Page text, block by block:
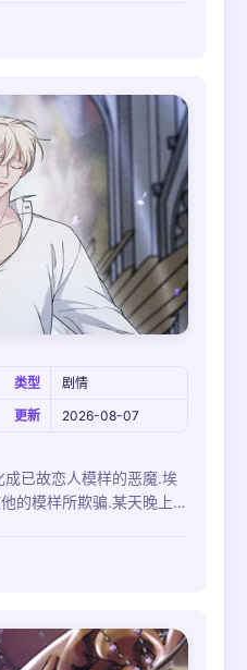
也十分有距离感.这之中有
官和士兵的两人的关系从
类型
剧情
更新 2026-08-07
已故恋人模样的恶魔.埃
的模样所欺骗.某天晚上,